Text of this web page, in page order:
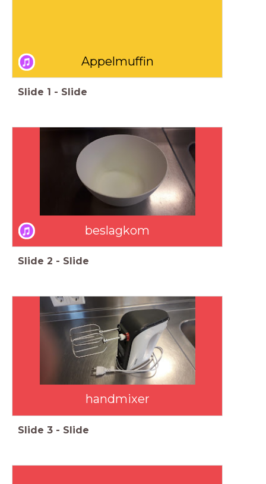
Appelmuffin
Slide 1 - Slide
beslagkom
Slide 2 - Slide
handmixer
Slide 3 - Slide